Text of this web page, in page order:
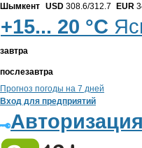
Шымкент USD 308.6/312.7 EUR
+15... 20 °С
завтра
послезавтра
Прогноз погоды на 7 дней
Вход для предприятий
Авторизация